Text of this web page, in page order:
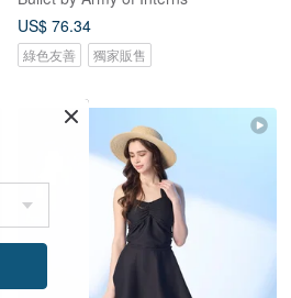
US$ 76.34
綠色友善 獨家販售